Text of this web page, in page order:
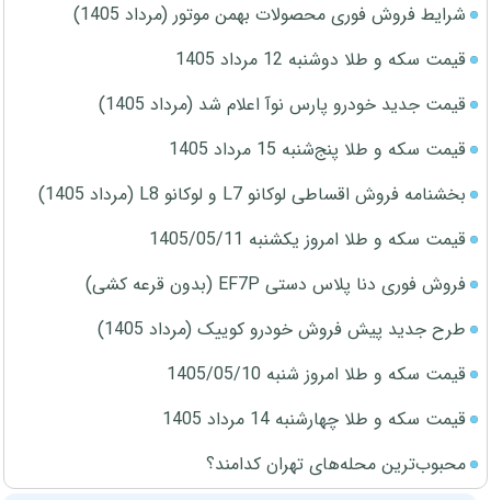
شرایط فروش فوری محصولات بهمن موتور (مرداد 1405)
قیمت سکه و طلا دوشنبه 12 مرداد 1405
قیمت جدید خودرو پارس نوآ اعلام شد (مرداد 1405)
قیمت سکه و طلا پنج‌شنبه 15 مرداد 1405
بخشنامه فروش اقساطی لوکانو L7 و لوکانو L8 (مرداد 1405)
قیمت سکه و طلا امروز یکشنبه 1405/05/11
فروش فوری دنا پلاس دستی EF7P (بدون قرعه کشی)
طرح جدید پیش فروش خودرو کوییک (مرداد 1405)
قیمت سکه و طلا امروز شنبه 1405/05/10
قیمت سکه و طلا چهارشنبه 14 مرداد 1405
محبوب‌ترین محله‌های تهران کدامند؟